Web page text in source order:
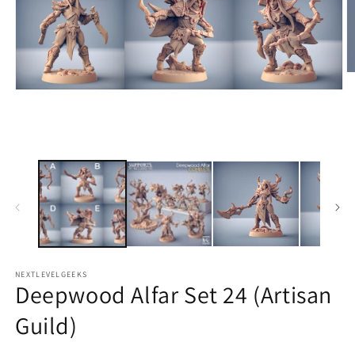
NEXTLEVELGEEKS
Deepwood Alfar Set 24 (Artisan
Guild)